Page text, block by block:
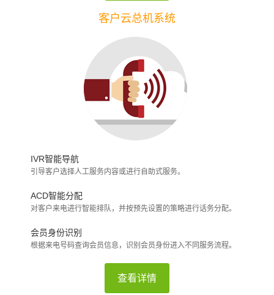
客户云总机系统
IVR智能导航
引导客户选择人工服务内容或进行自助式服务。
ACD智能分配
对客户来电进行智能排队，并按预先设置的策略进行话务分配。
会员身份识别
根据来电号码查询会员信息，识别会员身份进入不同服务流程。
查看详情